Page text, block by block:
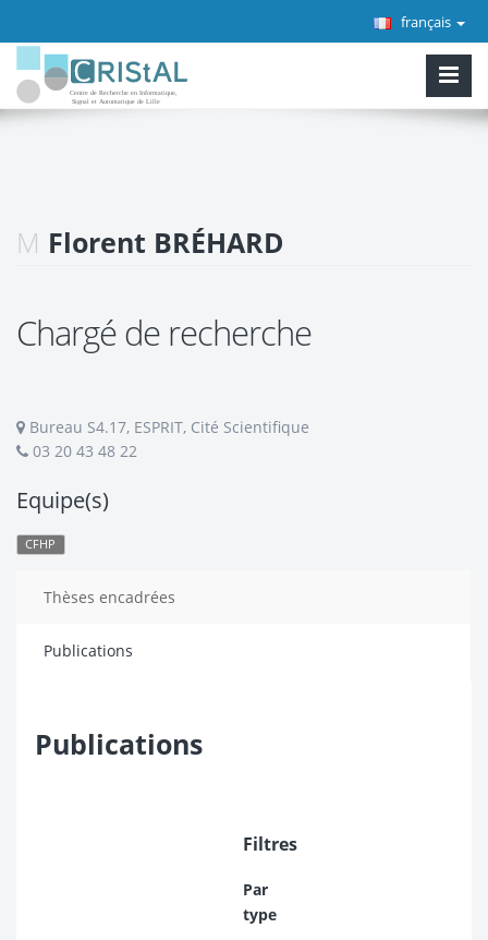
français
M Florent BRÉHARD
Chargé de recherche
Bureau S4.17, ESPRIT, Cité Scientifique
03 20 43 48 22
Equipe(s)
CFHP
Thèses encadrées
Publications
Publications